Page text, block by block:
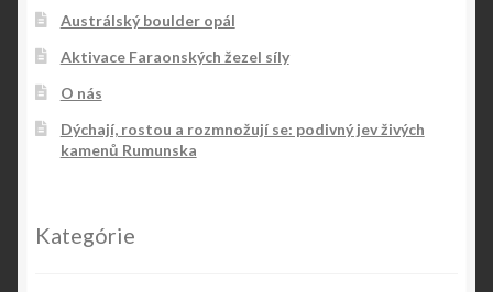
Austrálský boulder opál
Aktivace Faraonských žezel síly
O nás
Dýchají, rostou a rozmnožují se: podivný jev živých
kamenů Rumunska
Kategórie